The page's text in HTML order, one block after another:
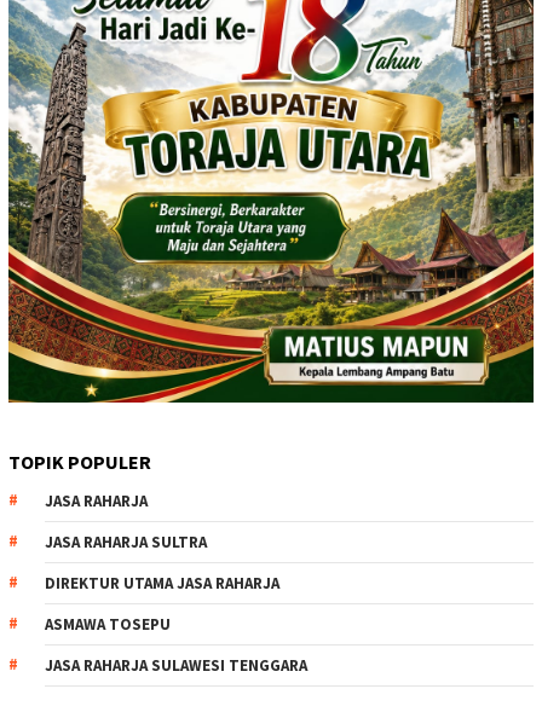
TOPIK POPULER
JASA RAHARJA
JASA RAHARJA SULTRA
DIREKTUR UTAMA JASA RAHARJA
ASMAWA TOSEPU
JASA RAHARJA SULAWESI TENGGARA